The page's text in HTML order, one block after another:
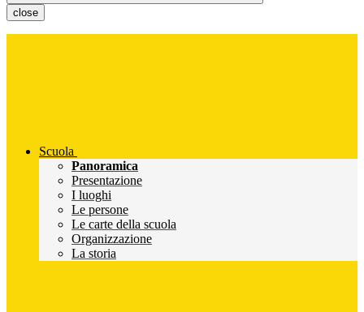
close
Scuola
Panoramica
Presentazione
I luoghi
Le persone
Le carte della scuola
Organizzazione
La storia